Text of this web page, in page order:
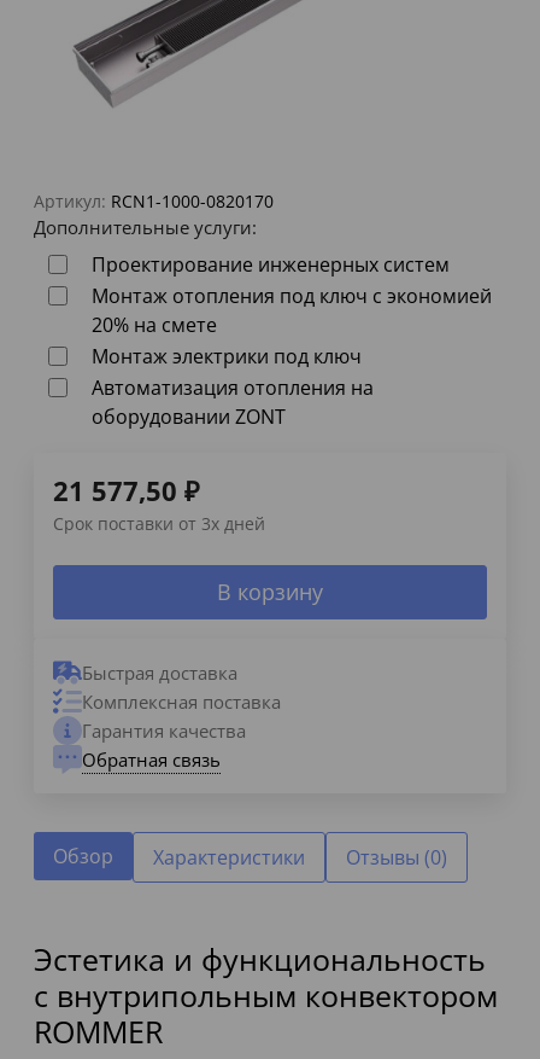
Артикул: RCN1-1000-0820170
Дополнительные услуги:
Проектирование инженерных систем
Монтаж отопления под ключ с экономией
20% на смете
Монтаж электрики под ключ
Автоматизация отопления на
оборудовании ZONT
21 577,50 ₽
Срок поставки от 3х дней
В корзину
Быстрая доставка
Комплексная поставка
Гарантия качества
Обратная связь
Обзор Характеристики Отзывы (0)
Эстетика и функциональность
с внутрипольным конвектором
ROMMER